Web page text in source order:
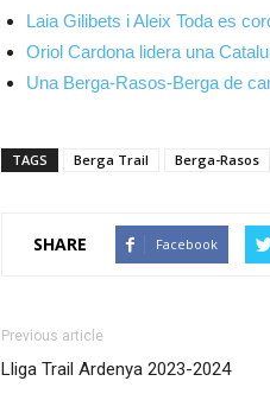
Laia Gilibets i Aleix Toda es
Oriol Cardona lidera una
Una Berga-Rasos-Berga de
TAGS Berga Trail Berga-Rasos
SHARE Facebook
Previous article
Lliga Trail Ardenya 2023-2024